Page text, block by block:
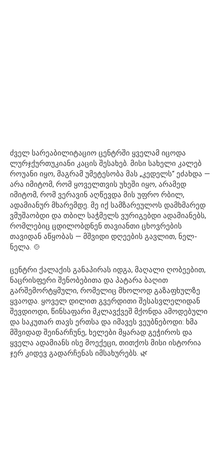
ძველ სარეაბილიტაციო ცენტრში ყველამ იცოდა
ლურჯქურთუკიანი კაცის შესახებ. მისი სახელი კალებ
როუანი იყო, მაგრამ უმეტესობა მას „კედელს“ ეძახდა —
არა იმიტომ, რომ ყოველთვის უხეში იყო, არამედ
იმიტომ, რომ ვერავინ აღწევდა მის უფრო რბილ,
ადამიანურ მხარემდე. მე იქ სამზარეულოს დამხმარედ
ვმუშაობდი და თბილ საჭმელს ვურიგებდი ადამიანებს,
რომლებიც ცდილობდნენ თავიანთი ცხოვრების
თავიდან აწყობას — მშვიდი დღეების გავლით, ნელ-
ნელა. 🍲
ცენტრი ქალაქის განაპირას იდგა, მაღალი ღობეებით,
ნაცრისფერი შენობებითა და პატარა ბაღით
გარშემორტყმული, რომელიც მხოლოდ გაზაფხულზე
ყვაოდა. ყოველ დილით გვერდითი შესასვლელიდან
შევდიოდი, წინსაფარი მკლავქვეშ მქონდა ამოდებული
და საკუთარ თავს ერთსა და იმავეს ვეუბნებოდი: ხმა
მშვიდად შეინარჩუნე, ხელები მყარად გეჭიროს და
ყველა ადამიანს ისე მოექეცი, თითქოს მისი ისტორია
ჯერ კიდევ გადარჩენას იმსახურებს. 🌿